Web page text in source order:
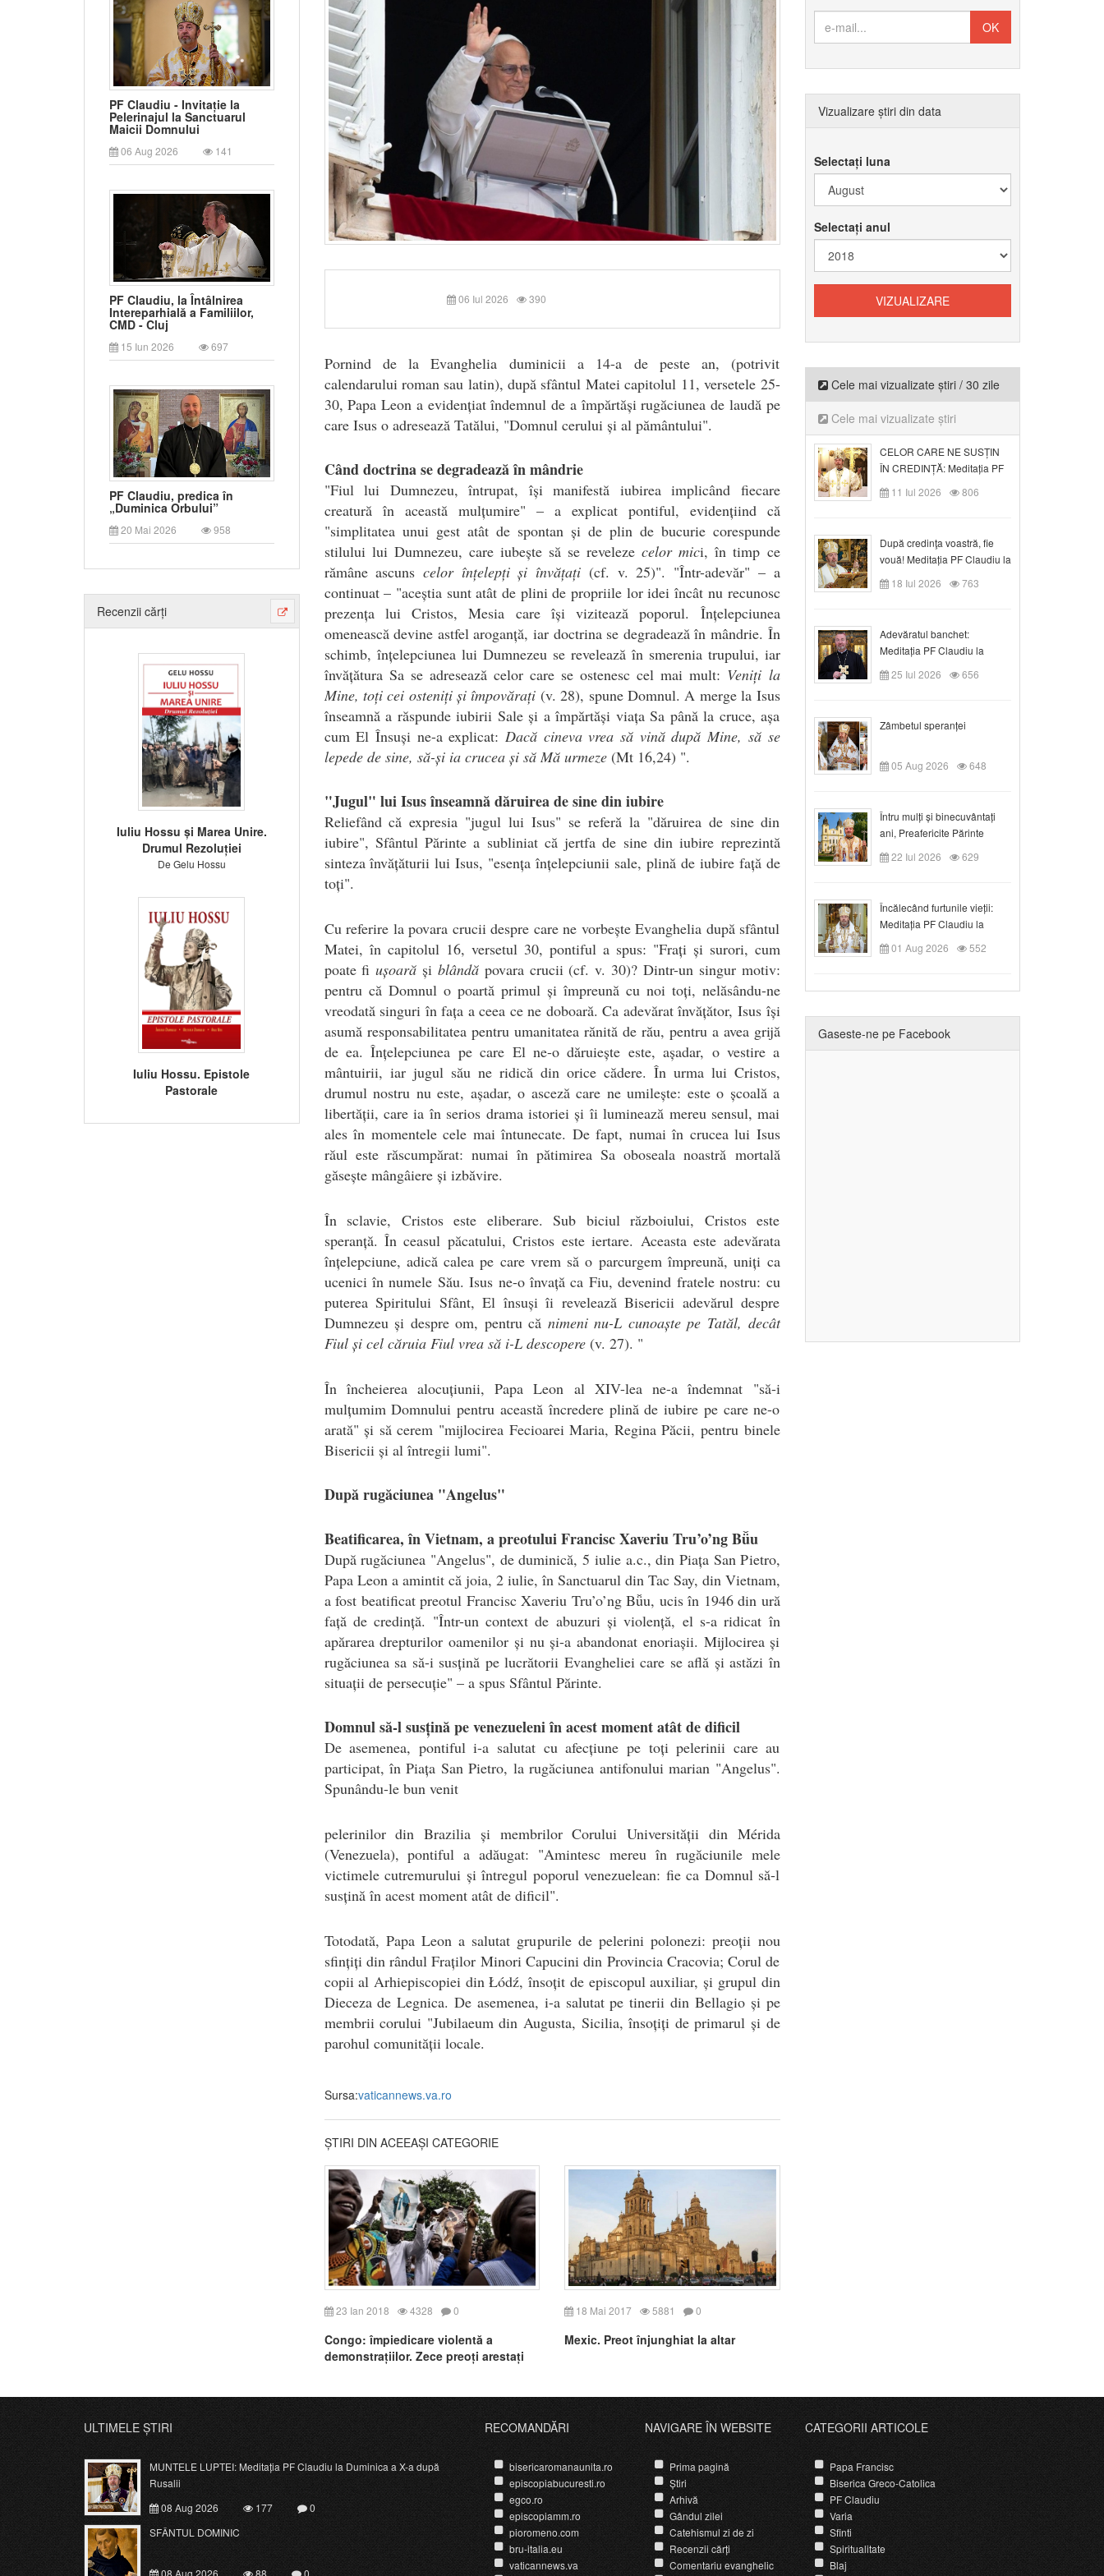
PF Claudiu - Invitație la
Pelerinajul la Sanctuarul
Maicii Domnului
06 Aug 2026 141
PF Claudiu, la Întâlnirea
Intereparhială a Familiilor,
CMD - Cluj
15 Iun 2026 697
PF Claudiu, predica în
„Duminica Orbului”
20 Mai 2026 958
Recenzii cărți
Iuliu Hossu și Marea Unire.
Drumul Rezoluției
De Gelu Hossu
Iuliu Hossu. Epistole
Pastorale
06 Iul 2026 390
Pornind de la Evanghelia duminicii a 14-a de peste an, (potrivit
calendarului roman sau latin), după sfântul Matei capitolul 11, versetele 25-
30, Papa Leon a evidențiat îndemnul de a împărtăși rugăciunea de laudă pe
care Isus o adresează Tatălui, "Domnul cerului și al pământului".
Când doctrina se degradează în mândrie
"Fiul lui Dumnezeu, întrupat, își manifestă iubirea implicând fiecare
creatură în această mulțumire" – a explicat pontiful, evidențiind că
"simplitatea unui gest atât de spontan și de plin de bucurie corespunde
stilului lui Dumnezeu, care iubește să se revelezecelor mici, în timp ce
rămâne ascuns celor înțelepți și învățați (cf. v. 25)". "Într-adevăr" – a
continuat – "aceștia sunt atât de plini de propriile lor idei încât nu recunosc
prezența lui Cristos, Mesia care își vizitează poporul. Înțelepciunea
omenească devine astfel aroganță, iar doctrina se degradează în mândrie. În
schimb, înțelepciunea lui Dumnezeu se revelează în smerenia trupului, iar
învățătura Sa se adresează celor care se ostenesc cel mai mult: Veniți la
Mine, toți cei osteniți și împovărați (v. 28), spune Domnul. A merge la Isus
înseamnă a răspunde iubirii Sale și a împărtăși viața Sa până la cruce, așa
cum El Însuși ne-a explicat: Dacă cineva vrea să vină după Mine, să se
lepede de sine, să-și ia crucea și să Mă urmeze(Mt 16,24) ".
"Jugul" lui Isus înseamnă dăruirea de sine din iubire
Reliefând că expresia "jugul lui Isus" se referă la "dăruirea de sine din
iubire", Sfântul Părinte a subliniat că jertfa de sine din iubire reprezintă
sinteza învățăturii lui Isus, "esența înțelepciunii sale, plină de iubire față de
toți".
Cu referire la povara crucii despre care ne vorbește Evanghelia după sfântul
Matei, în capitolul 16, versetul 30, pontiful a spus: "Frați și surori, cum
poate fiușoară și blândăpovara crucii (cf. v. 30)? Dintr-un singur motiv:
pentru că Domnul o poartă primul și împreună cu noi toți, nelăsându-ne
vreodată singuri în fața a ceea ce ne doboară. Ca adevărat învățător, Isus își
asumă responsabilitatea pentru umanitatea rănită de rău, pentru a avea grijă
de ea. Înțelepciunea pe care El ne-o dăruiește este, așadar, o vestire a
mântuirii, iar jugul său ne ridică din orice cădere. În urma lui Cristos,
drumul nostru nu este, așadar, o asceză care ne umilește: este o școală a
libertății, care ia în serios drama istoriei și îi luminează mereu sensul, mai
ales în momentele cele mai întunecate. De fapt, numai în crucea lui Isus
răul este răscumpărat: numai în pătimirea Sa oboseala noastră mortală
găsește mângâiere și izbăvire.
În sclavie, Cristos este eliberare. Sub biciul războiului, Cristos este
speranță. În ceasul păcatului, Cristos este iertare. Aceasta este adevărata
înțelepciune, adică calea pe care vrem să o parcurgem împreună, uniți ca
ucenici în numele Său. Isus ne-o învață ca Fiu, devenind fratele nostru: cu
puterea Spiritului Sfânt, El însuși îi revelează Bisericii adevărul despre
Dumnezeu și despre om, pentru că nimeni nu-L cunoaște pe Tatăl, decât
Fiul și cel căruia Fiul vrea să i-L descopere(v. 27). "
În încheierea alocuțiunii, Papa Leon al XIV-lea ne-a îndemnat "să-i
mulțumim Domnului pentru această încredere plină de iubire pe care ne-o
arată" și să cerem "mijlocirea Fecioarei Maria, Regina Păcii, pentru binele
Bisericii și al întregii lumi".
După rugăciunea "Angelus"
Beatificarea, în Vietnam, a preotului Francisc Xaveriu Tru’o’ng Bǚu
După rugăciunea "Angelus", de duminică, 5 iulie a.c., din Piața San Pietro,
Papa Leon a amintit că joia, 2 iulie, în Sanctuarul din Tac Say, din Vietnam,
a fost beatificat preotul Francisc Xaveriu Tru’o’ng Bǚu, ucis în 1946 din ură
față de credință. "Într-un context de abuzuri și violență, el s-a ridicat în
apărarea drepturilor oamenilor și nu și-a abandonat enoriașii. Mijlocirea și
rugăciunea sa să-i susțină pe lucrătorii Evangheliei care se află și astăzi în
situații de persecuție" – a spus Sfântul Părinte.
Domnul să-l susțină pe venezueleni în acest moment atât de dificil
De asemenea, pontiful i-a salutat cu afecțiune pe toți pelerinii care au
participat, în Piața San Pietro, la rugăciunea antifonului marian "Angelus".
Spunându-le bun venit
pelerinilor din Brazilia și membrilor Corului Universității din Mérida
(Venezuela), pontiful a adăugat: "Amintesc mereu în rugăciunile mele
victimele cutremurului și întregul poporul venezuelean: fie ca Domnul să-l
susțină în acest moment atât de dificil".
Totodată, Papa Leon a salutat grupurile de pelerini polonezi: preoții nou
sfințiți din rândul Fraților Minori Capucini din Provincia Cracovia; Corul de
copii al Arhiepiscopiei din Łódź, însoțit de episcopul auxiliar, și grupul din
Dieceza de Legnica. De asemenea, i-a salutat pe tinerii din Bellagio și pe
membrii corului "Jubilaeum din Augusta, Sicilia, însoțiți de primarul și de
parohul comunității locale.
Sursa:vaticannews.va.ro
ȘTIRI DIN ACEEAȘI CATEGORIE
23 Ian 2018 4328 0
Congo: împiedicare violentă a
demonstrațiilor. Zece preoți arestați
18 Mai 2017 5881 0
Mexic. Preot înjunghiat la altar
Vizualizare știri din data
Selectați luna
Selectați anul
Cele mai vizualizate știri / 30 zile
Cele mai vizualizate știri
CELOR CARE NE SUSȚIN
ÎN CREDINȚĂ: Meditația PF
Claudiu la Duminica a VI-a
după Rusalii
11 Iul 2026 806
După credinţa voastră, fie
vouă! Meditația PF Claudiu la
duminica a VII-a după Rusalii
18 Iul 2026 763
Adevăratul banchet:
Meditația PF Claudiu la
Duminica a VIII-a după
Rusalii
25 Iul 2026 656
Zâmbetul speranței
05 Aug 2026 648
Întru mulți și binecuvântați
ani, Preafericite Părinte
Claudiu!
22 Iul 2026 629
Încălecând furtunile vieții:
Meditația PF Claudiu la
Duminica a IX-a după Rusalii
01 Aug 2026 552
Gaseste-ne pe Facebook
ULTIMELE ȘTIRI
MUNTELE LUPTEI: Meditația PF Claudiu la Duminica a X-a după
Rusalii
08 Aug 2026
177
0
SFÂNTUL DOMINIC
08 Aug 2026 88 0
RECOMANDĂRI
bisericaromanaunita.ro
episcopiabucuresti.ro
egco.ro
episcopiamm.ro
pioromeno.com
bru-italia.eu
vaticannews.va
NAVIGARE ÎN WEBSITE
Prima pagină
Știri
Arhivă
Gândul zilei
Catehismul zi de zi
Recenzii cărți
Comentariu evanghelic
CATEGORII ARTICOLE
Papa Francisc
Biserica Greco-Catolica
PF Claudiu
Varia
Sfinti
Spiritualitate
Blaj